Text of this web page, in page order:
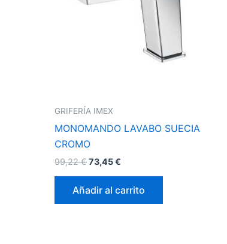
GRIFERÍA IMEX
MONOMANDO LAVABO SUECIA
CROMO
99,22€73,45€
Añadir al carrito